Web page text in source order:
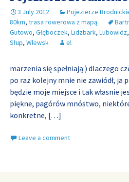
3 July 2012 Pojezierze
80km, trasa rowerowa z mapą
Gutowo, Głęboczek, Lidzbark, Lubowidz,
Słup, Wlewsk el
marzenia się spełniają:) dlaczego
po raz kolejny mnie nie zawiódł, ja
będzie moje miejsce i tak własnie
piękne, pagórów mnóstwo,
konkretne, […]
Leave a comment